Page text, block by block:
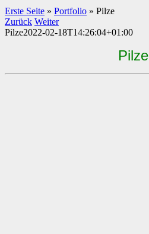
Erste Seite » Portfolio » Pilze
Zurück Weiter
Pilze2022-02-18T14:26:04+01:00
Pilze